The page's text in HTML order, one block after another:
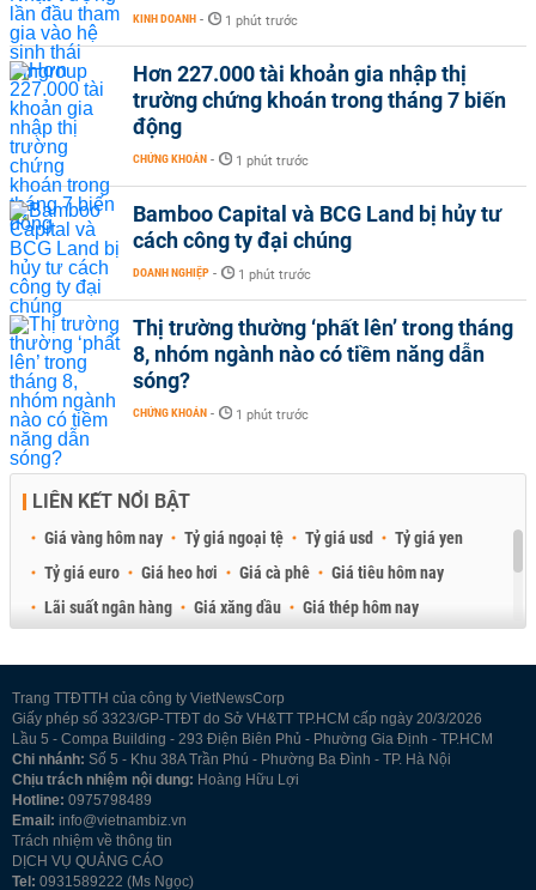
KINH DOANH - 1 phút trước
Hơn 227.000 tài khoản gia nhập thị
trường chứng khoán trong tháng 7 biến
động
CHỨNG KHOÁN - 1 phút trước
Bamboo Capital và BCG Land bị hủy tư
cách công ty đại chúng
DOANH NGHIỆP - 1 phút trước
Thị trường thường ‘phất lên’ trong tháng
8, nhóm ngành nào có tiềm năng dẫn
sóng?
CHỨNG KHOÁN - 1 phút trước
LIÊN KẾT NỔI BẬT
Giá vàng hôm nay Tỷ giá ngoại tệ Tỷ giá usd
Tỷ giá yen
Tỷ giá euro
Giá heo hơi Giá cà phê
Giá tiêu hôm nay
Lãi suất ngân hàng
Giá xăng dầu
Giá thép hôm nay
Trang TTĐTTH của công ty VietNewsCorp
Giấy phép số 3323/GP-TTĐT do Sở VH&TT TP.HCM cấp ngày 20/3/2026
Lầu 5 - Compa Building - 293 Điện Biên Phủ - Phường Gia Định - TP.HCM
Chi nhánh: Số 5 - Khu 38A Trần Phú - Phường Ba Đình - TP. Hà Nội
Chịu trách nhiệm nội dung: Hoàng Hữu Lợi
Hotline: 0975798489
Email: info@vietnambiz.vn
Trách nhiệm về thông tin
DỊCH VỤ QUẢNG CÁO
Tel: 0931589222 (Ms Ngọc)